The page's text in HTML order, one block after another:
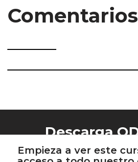
Comentarios
Empieza a ver este
Descarga